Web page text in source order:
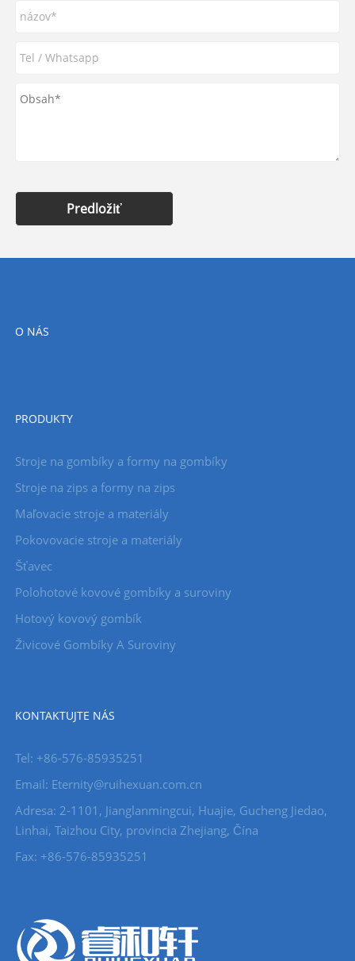
Predložiť
O NÁS
PRODUKTY
Stroje na gombíky a formy na gombíky
Stroje na zips a formy na zips
Maľovacie stroje a materiály
Pokovovacie stroje a materiály
Šťavec
Polohotové kovové gombíky a suroviny
Hotový kovový gombík
Živicové Gombíky A Suroviny
KONTAKTUJTE NÁS
Tel: +86-576-85935251
Email: Eternity@ruihexuan.com.cn
Adresa: 2-1101, Jianglanmingcui, Huajie, Gucheng Jiedao,
Linhai, Taizhou City, provincia Zhejiang, Čína
Fax: +86-576-85935251